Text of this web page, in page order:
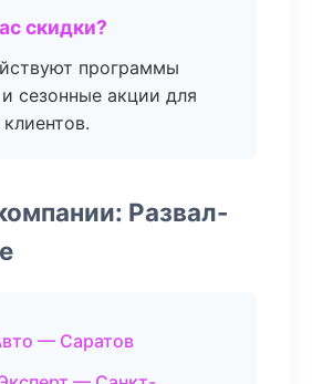
скидки?
программы
сезонные акции для
Развал-
— Саратов